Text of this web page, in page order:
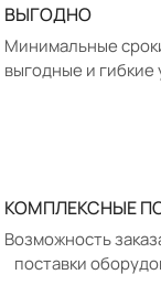
ВЫГОДНО
Минимальные
выгодные и гибкие
КОМПЛЕКСНЫЕ
Возможность
поставки